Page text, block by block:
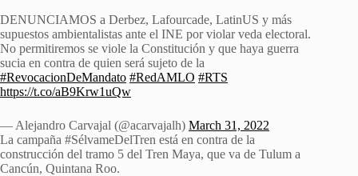
DENUNCIAMOS a Derbez, Lafourcade, LatinUS y más
supuestos ambientalistas ante el INE por violar veda electoral.
No permitiremos se viole la Constitución y que haya guerra
sucia en contra de quien será sujeto de la
#RevocacionDeMandato #RedAMLO #RTS
https://t.co/aB9Krw1uQw
— Alejandro Carvajal (@acarvajalh) March 31, 2022
La campaña #SélvameDelTren está en contra de la
construcción del tramo 5 del Tren Maya, que va de Tulum a
Cancún, Quintana Roo.